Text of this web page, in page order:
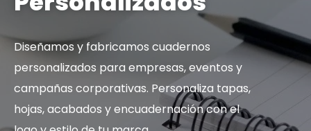
Diseñamos y fabricamos cuadernos
personalizados para empresas, eventos y
campañas corporativas. Personaliza tapas,
hojas, acabados y encuadernación con el